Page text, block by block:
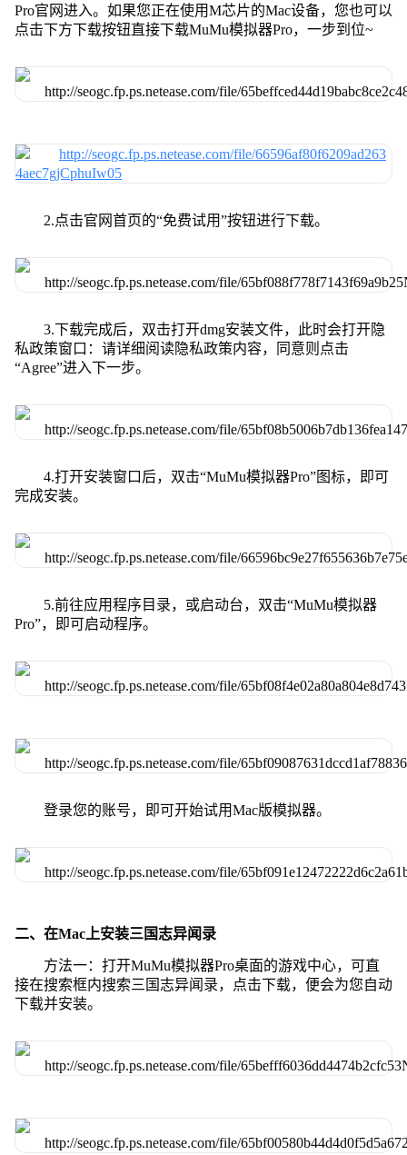
Pro官网进入。如果您正在使用M芯片的Mac设备，您也可以
点击下方下载按钮直接下载MuMu模拟器Pro，一步到位~
2.点击官网首页的“免费试用”按钮进行下载。
3.下载完成后，双击打开dmg安装文件，此时会打开隐
私政策窗口：请详细阅读隐私政策内容，同意则点击
“Agree”进入下一步。
4.打开安装窗口后，双击“MuMu模拟器Pro”图标，即可
完成安装。
5.前往应用程序目录，或启动台，双击“MuMu模拟器
Pro”，即可启动程序。
登录您的账号，即可开始试用Mac版模拟器。
二、在Mac上安装三国志异闻录
方法一：打开MuMu模拟器Pro桌面的游戏中心，可直
接在搜索框内搜索三国志异闻录，点击下载，便会为您自动
下载并安装。